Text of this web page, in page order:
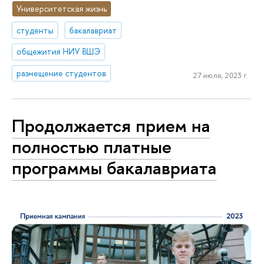
Университетская жизнь
студенты
бакалавриат
общежития НИУ ВШЭ
размещение студентов
27 июля, 2023 г.
Продолжается прием на
полностью платные
программы бакалавриата